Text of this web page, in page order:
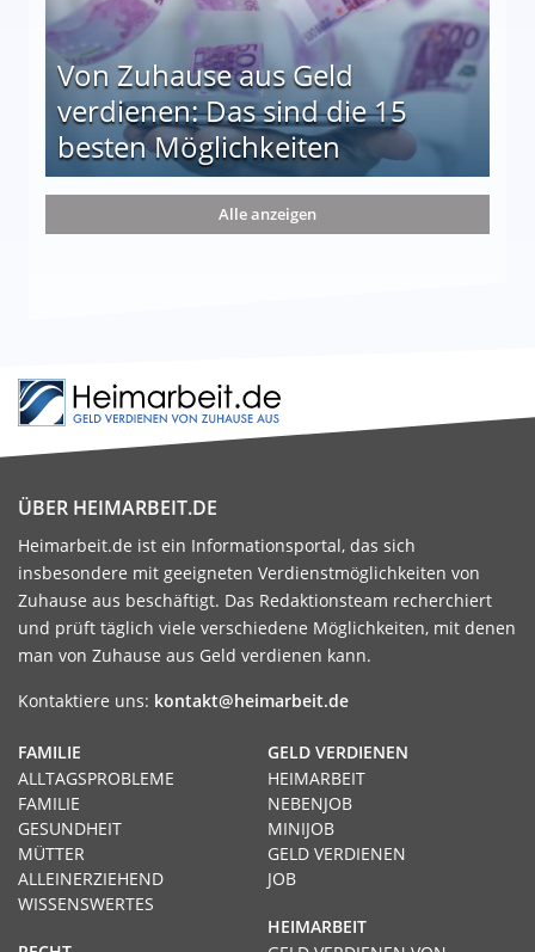
Von Zuhause aus Geld
verdienen: Das sind die 15
besten Möglichkeiten
die 15 besten Möglichkeiten
Alle anzeigen
ÜBER HEIMARBEIT.DE
Heimarbeit.de ist ein Informationsportal, das sich
insbesondere mit geeigneten Verdienstmöglichkeiten von
Zuhause aus beschäftigt. Das Redaktionsteam recherchiert
und prüft täglich viele verschiedene Möglichkeiten, mit denen
man von Zuhause aus Geld verdienen kann.
Kontaktiere uns: kontakt@heimarbeit.de
GELD VERDIENEN
HEIMARBEIT
NEBENJOB
MINIJOB
GELD VERDIENEN
JOB
HEIMARBEIT
FAMILIE
ALLTAGSPROBLEME
FAMILIE
GESUNDHEIT
MÜTTER
ALLEINERZIEHEND
WISSENSWERTES